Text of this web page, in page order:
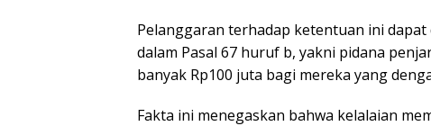
Pelanggaran terhadap ketentuan ini
dalam Pasal 67 huruf b, yakni pidana
banyak Rp100 juta bagi mereka yang
Fakta ini menegaskan bahwa kelalaian